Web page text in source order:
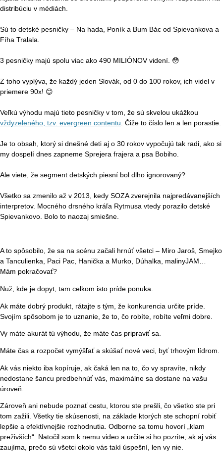
distribúciu v médiách.
Sú to detské pesničky – Na hada, Poník a Bum Bác od Spievankova a
Fíha Tralala.
3 pesničky majú spolu viac ako 490 MILIÓNOV videní. 😳
Z toho vyplýva, že každý jeden Slovák, od 0 do 100 rokov, ich videl v
priemere 90x! 😊
Veľkú výhodu majú tieto pesničky v tom, že sú skvelou ukážkou
vždyzeleného, tzv. evergreen contentu. Čiže to číslo len a len porastie.
Je to obsah, ktorý si dnešné deti aj o 30 rokov vypočujú tak radi, ako si
my dospelí dnes zapneme Sprejera frajera a psa Bobiho.
Ale viete, že segment detských piesní bol dlho ignorovaný?
Všetko sa zmenilo až v 2013, kedy SOZA zverejnila najpredávanejších
interpretov. Mocného drsného kráľa Rytmusa vtedy porazilo detské
Spievankovo. Bolo to naozaj smiešne.
A to spôsobilo, že sa na scénu začali hrnúť všetci – Miro Jaroš, Smejko
a Tanculienka, Paci Pac, Hanička a Murko, Dúhalka, malinyJAM…
Mám pokračovať?
Nuž, kde je dopyt, tam celkom isto príde ponuka.
Ak máte dobrý produkt, rátajte s tým, že konkurencia určite príde.
Svojím spôsobom je to uznanie, že to, čo robíte, robíte veľmi dobre.
Vy máte akurát tú výhodu, že máte čas pripraviť sa.
Máte čas a rozpočet vymýšľať a skúšať nové veci, byť trhovým lídrom.
Ak vás niekto iba kopíruje, ak čaká len na to, čo vy spravíte, nikdy
nedostane šancu predbehnúť vás, maximálne sa dostane na vašu
úroveň.
Zároveň ani nebude poznať cestu, ktorou ste prešli, čo všetko ste pri
tom zažili. Všetky tie skúsenosti, na základe ktorých ste schopní robiť
lepšie a efektívnejšie rozhodnutia. Odborne sa tomu hovorí „klam
preživších“. Natočil som k nemu video a určite si ho pozrite, ak aj vás
zaujíma, prečo sú všetci okolo vás takí úspešní, len vy nie.